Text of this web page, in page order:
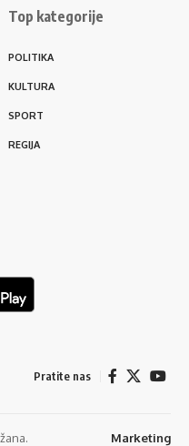
Top kategorije
POLITIKA
KULTURA
SPORT
REGIJA
Pratite nas
Marketing